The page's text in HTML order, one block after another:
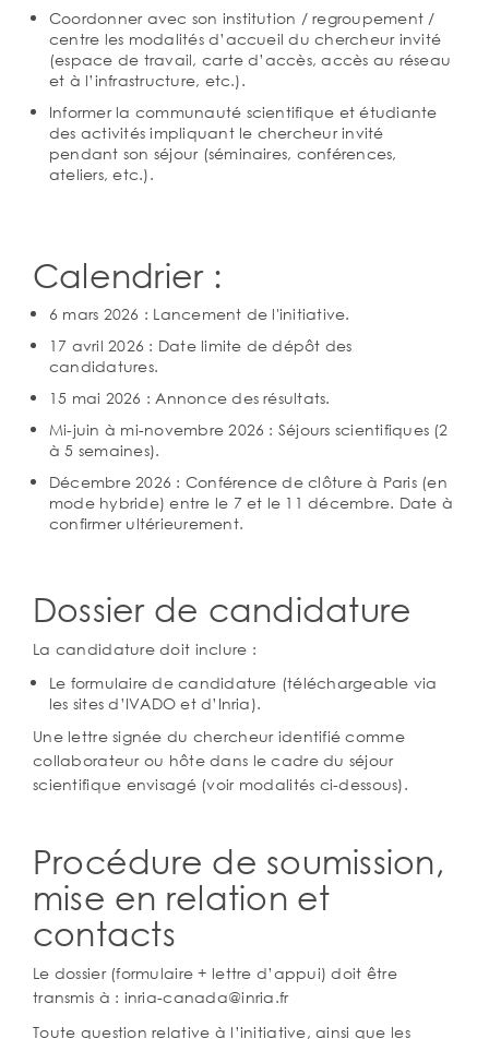
Coordonner avec son institution / regroupement /
centre les modalités d’accueil du chercheur invité
(espace de travail, carte d’accès, accès au réseau
et à l’infrastructure, etc.).
Informer la communauté scientifique et étudiante
des activités impliquant le chercheur invité
pendant son séjour (séminaires, conférences,
ateliers, etc.).
Calendrier :
6 mars 2026 : Lancement de l'initiative.
17 avril 2026 : Date limite de dépôt des
candidatures.
15 mai 2026 : Annonce des résultats.
Mi-juin à mi-novembre 2026 : Séjours scientifiques (2
à 5 semaines).
Décembre 2026 : Conférence de clôture à Paris (en
mode hybride) entre le 7 et le 11 décembre. Date à
confirmer ultérieurement.
Dossier de candidature
La candidature doit inclure :
Le formulaire de candidature (téléchargeable via
les sites d’IVADO et d’Inria).
Une lettre signée du chercheur identifié comme
collaborateur ou hôte dans le cadre du séjour
scientifique envisagé (voir modalités ci-dessous).
Procédure de soumission,
mise en relation et
contacts
Le dossier (formulaire + lettre d’appui) doit être
transmis à : inria-canada@inria.fr
Toute question relative à l’initiative, ainsi que les